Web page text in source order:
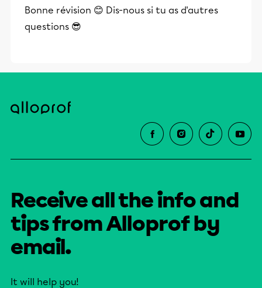
Bonne révision 😊 Dis-nous si tu as d'autres
questions 😎
Receive all the info and
tips from Alloprof by
email.
It will help you!